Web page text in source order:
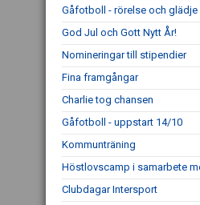
Gåfotboll - rörelse och glädje
God Jul och Gott Nytt År!
Nomineringar till stipendier
Fina framgångar
Charlie tog chansen
Gåfotboll - uppstart 14/10
Kommunträning
Höstlovscamp i samarbete
Clubdagar Intersport